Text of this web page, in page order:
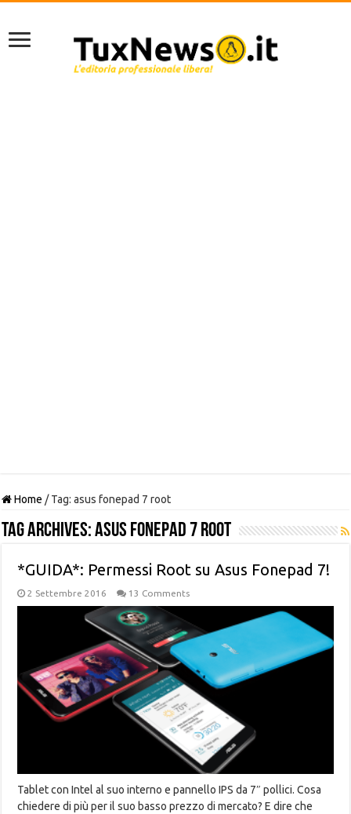
Home / Tag:asus fonepad 7 root
Tag Archives:asus fonepad 7 root
*GUIDA*: Permessi Root su Asus Fonepad 7!
2 Settembre 2016 13 Comments
Tablet con Intel al suo interno e pannello IPS da 7″ pollici. Cosa
chiedere di più per il suo basso prezzo di mercato? E dire che